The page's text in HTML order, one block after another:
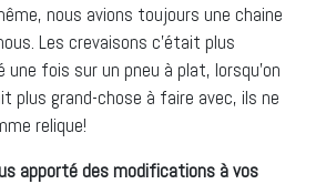
nous avions toujours une chaine
Les crevaisons c’était plus
une fois sur un pneu à plat, lorsqu’on
plus grand-chose à faire avec, ils ne
relique!
apporté des modifications à vos